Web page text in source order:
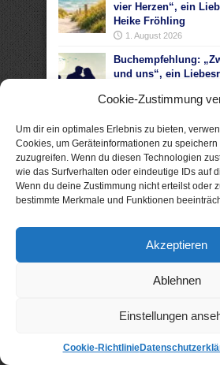
Cookie-Zustimmung
Um dir ein optimales Erlebnis zu bieten,
Cookies, um Geräteinformationen zu
zuzugreifen. Wenn du diesen Technologien
wie das Surfverhalten oder eindeutige IDs auf
Wenn du deine Zustimmung nicht erteilst oder
bestimmte Merkmale und Funktionen
Akzeptieren
Ablehnen
Einstellungen
Cookie-Richtlinie
vier Herzen“, ein
Heike Fröhling
1. August 2026
Buchempfehlung:
und uns“, ein
29. Juli 2026
Buchempfehlung:
Watt“, ein
Bruun
22. Juli 2026